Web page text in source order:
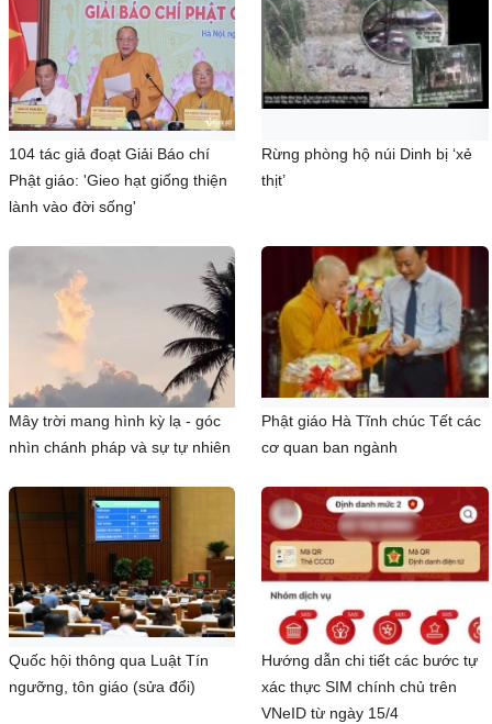
104 tác giả đoạt Giải Báo chí
Phật giáo: 'Gieo hạt giống thiện
lành vào đời sống'
Rừng phòng hộ núi Dinh bị ‘xẻ
thịt’
Mây trời mang hình kỳ lạ - góc
nhìn chánh pháp và sự tự nhiên
Phật giáo Hà Tĩnh chúc Tết các
cơ quan ban ngành
Quốc hội thông qua Luật Tín
ngưỡng, tôn giáo (sửa đổi)
Hướng dẫn chi tiết các bước tự
xác thực SIM chính chủ trên
VNeID từ ngày 15/4